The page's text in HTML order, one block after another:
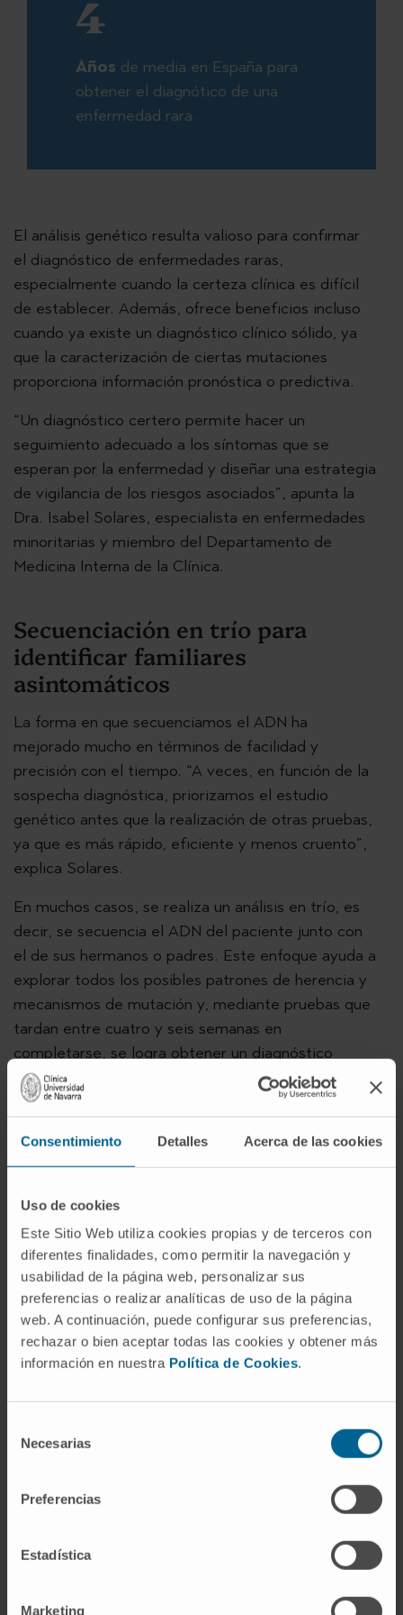
Consentimiento Detalles Acerca de las cookies
Uso de cookies
Este Sitio Web utiliza cookies propias y de terceros con
diferentes finalidades, como permitir la navegación y
usabilidad de la página web, personalizar sus
preferencias o realizar analíticas de uso de la página
web. A continuación, puede configurar sus preferencias,
rechazar o bien aceptar todas las cookies y obtener más
información en nuestra Política de Cookies.
Necesarias
Preferencias
Estadística
Marketing
4
Años de media en España para
obtener el diagnótico de una
enfermedad rara.
El análisis genético resulta valioso para confirmar
el diagnóstico de enfermedades raras,
especialmente cuando la certeza clínica es difícil
de establecer. Además, ofrece beneficios incluso
cuando ya existe un diagnóstico clínico sólido, ya
que la caracterización de ciertas mutaciones
proporciona información pronóstica o predictiva.
“Un diagnóstico certero permite hacer un
seguimiento adecuado a los síntomas que se
esperan por la enfermedad y diseñar una estrategia
de vigilancia de los riesgos asociados”, apunta la
Dra. Isabel Solares, especialista en enfermedades
minoritarias y miembro del Departamento de
Medicina Interna de la Clínica.
Secuenciación en trío para
identificar familiares
asintomáticos
La forma en que secuenciamos el ADN ha
mejorado mucho en términos de facilidad y
precisión con el tiempo. “A veces, en función de la
sospecha diagnóstica, priorizamos el estudio
genético antes que la realización de otras pruebas,
ya que es más rápido, eficiente y menos cruento”,
explica Solares.
En muchos casos, se realiza un análisis en trío, es
decir, se secuencia el ADN del paciente junto con
el de sus hermanos o padres. Este enfoque ayuda a
explorar todos los posibles patrones de herencia y
mecanismos de mutación y, mediante pruebas que
tardan entre cuatro y seis semanas en
completarse, se logra obtener un diagnóstico
certero para el paciente.
“El paciente es más que su síndrome;
es una persona, y es importante que